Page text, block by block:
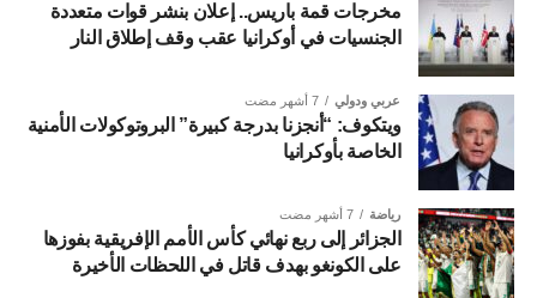
مخرجات قمة باريس.. إعلان بنشر قوات متعددة
الجنسيات في أوكرانيا عقب وقف إطلاق النار
عربي ودولي 7 أشهر مضت
ويتكوف: “أنجزنا بدرجة كبيرة” البروتوكولات الأمنية
الخاصة بأوكرانيا
رياضة 7 أشهر مضت
الجزائر إلى ربع نهائي كأس الأمم الإفريقية بفوزها
على الكونغو بهدف قاتل في اللحظات الأخيرة